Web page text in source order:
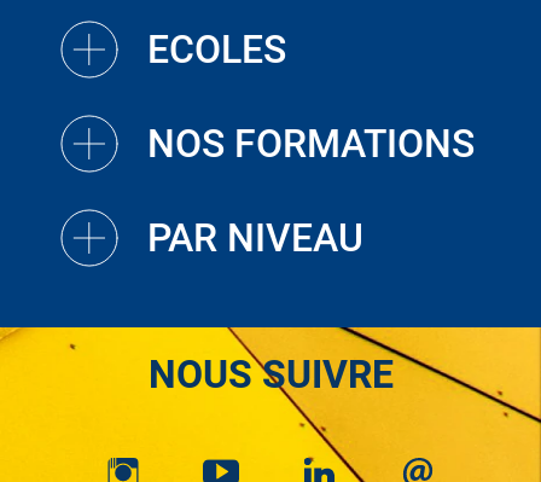
ECOLES
NOS FORMATIONS
PAR NIVEAU
NOUS SUIVRE